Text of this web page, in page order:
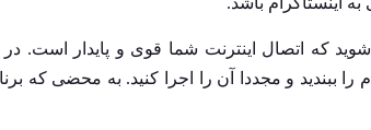
که اتصال اینترنت شما قوی و پایدار است.
را ببندید و مجددا آن را اجرا کنید. به محضی که